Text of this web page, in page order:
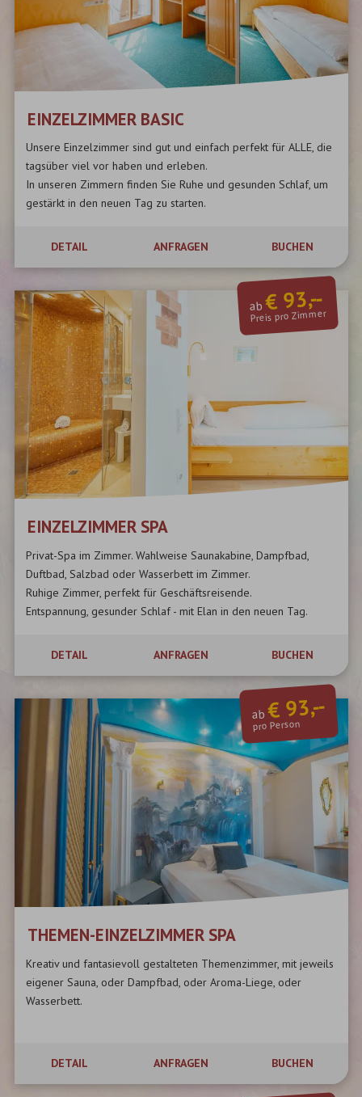
EINZELZIMMER BASIC
Unsere Einzelzimmer sind gut und einfach perfekt für ALLE, die
tagsüber viel vor haben und erleben.
In unseren Zimmern finden Sie Ruhe und gesunden Schlaf, um
gestärkt in den neuen Tag zu starten.
DETAIL ANFRAGEN BUCHEN
ab€ 93,--
Preis pro Zimmer
EINZELZIMMER SPA
Privat-Spa im Zimmer. Wahlweise Saunakabine, Dampfbad,
Duftbad, Salzbad oder Wasserbett im Zimmer.
Ruhige Zimmer, perfekt für Geschäftsreisende.
Entspannung, gesunder Schlaf - mit Elan in den neuen Tag.
DETAIL ANFRAGEN BUCHEN
ab€ 93,--
pro Person
THEMEN-EINZELZIMMER SPA
Kreativ und fantasievoll gestalteten Themenzimmer, mit jeweils
eigener Sauna, oder Dampfbad, oder Aroma-Liege, oder
Wasserbett.
DETAIL ANFRAGEN BUCHEN